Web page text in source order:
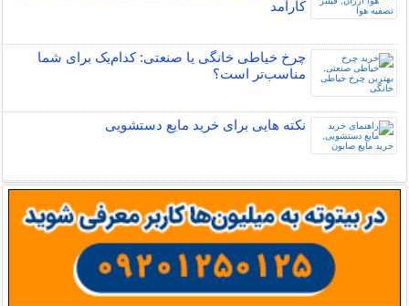
کارآمد
چرخ خیاطی خانگی یا صنعتی: کدام‌یک برای شما
مناسب‌تر است؟
نکته هایی برای خرید مایع دستشویی